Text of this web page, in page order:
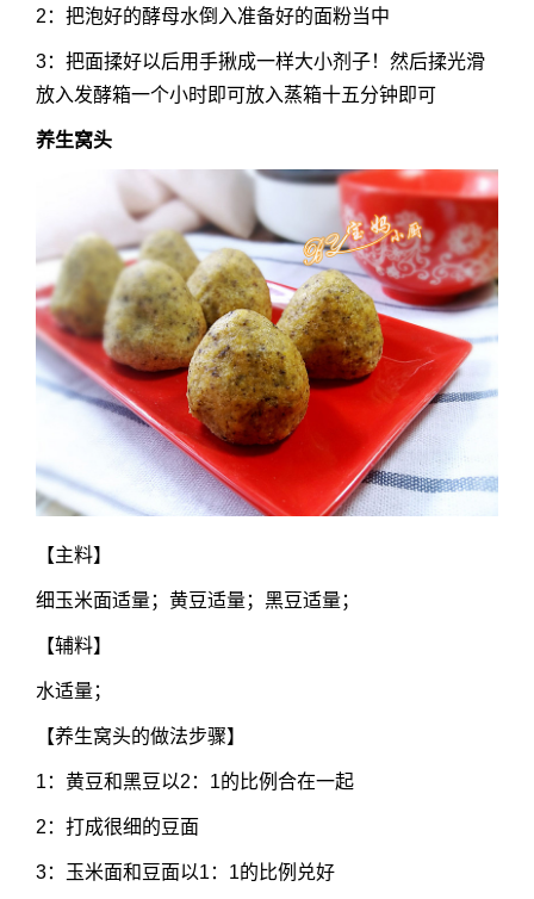
2：把泡好的酵母水倒入准备好的面粉当中
3：把面揉好以后用手揪成一样大小剂子！然后揉光滑
放入发酵箱一个小时即可放入蒸箱十五分钟即可
养生窝头
【主料】
细玉米面适量；黄豆适量；黑豆适量；
【辅料】
水适量；
【养生窝头的做法步骤】
1：黄豆和黑豆以2：1的比例合在一起
2：打成很细的豆面
3：玉米面和豆面以1：1的比例兑好